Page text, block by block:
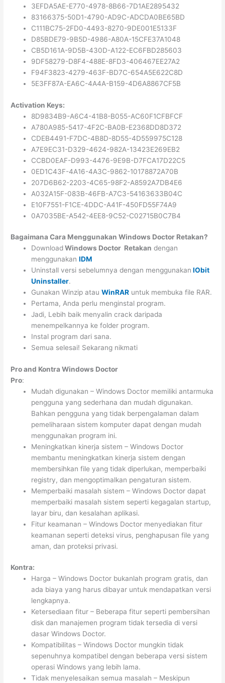
3EFDA5AE-E770-4978-8B66-7D1AE2895432
83166375-50D1-4790-AD9C-ADCDA0BE65BD
C111BC75-2FD0-4493-8270-9DE001E5133F
D85BDE79-9B5D-4986-A80A-15CFE37A1048
CB5D161A-9D5B-430D-A122-EC6FBD285603
9DF58279-D8F4-488E-8FD3-406467EE27A2
F94F3823-4279-463F-BD7C-654A5E622C8D
5E3FF87A-EA6C-4A4A-B159-4D6A8867CF5B
Activation Keys:
8D9834B9-A6C4-41B8-B055-AC60F1CFBFCF
A780A985-5417-4F2C-BA0B-E2368DD8D372
CDEB4491-F7DC-4B8D-8D55-4D559975C128
A7E9EC31-D329-4624-982A-13423E269EB2
CCBD0EAF-D993-4476-9E9B-D7FCA17D22C5
0ED1C43F-4A16-4A3C-9862-10178872A70B
207D6B62-2203-4C65-98F2-A8592A7DB4E6
A032A15F-083B-46FB-A7C3-54163633B04C
E10F7551-F1CE-4DDC-A41F-450FD55F74A9
0A7035BE-A542-4EE8-9C52-C02715B0C7B4
Bagaimana Cara Menggunakan Windows Doctor Retakan?
DownloadWindows Doctor Retakan dengan
menggunakanIDM
Uninstall versi sebelumnya dengan menggunakan IObit
Uninstaller.
Gunakan Winzip atauWinRAR untuk membuka file RAR.
Pertama, Anda perlu menginstal program.
Jadi, Lebih baik menyalin crack daripada
menempelkannya ke folder program.
Instal program dari sana.
Semua selesai! Sekarang nikmati
Pro and Kontra Windows Doctor
Pro:
Mudah digunakan – Windows Doctor memiliki antarmuka
pengguna yang sederhana dan mudah digunakan.
Bahkan pengguna yang tidak berpengalaman dalam
pemeliharaan sistem komputer dapat dengan mudah
menggunakan program ini.
Meningkatkan kinerja sistem – Windows Doctor
membantu meningkatkan kinerja sistem dengan
membersihkan file yang tidak diperlukan, memperbaiki
registry, dan mengoptimalkan pengaturan sistem.
Memperbaiki masalah sistem – Windows Doctor dapat
memperbaiki masalah sistem seperti kegagalan startup,
layar biru, dan kesalahan aplikasi.
Fitur keamanan – Windows Doctor menyediakan fitur
keamanan seperti deteksi virus, penghapusan file yang
aman, dan proteksi privasi.
Kontra:
Harga – Windows Doctor bukanlah program gratis, dan
ada biaya yang harus dibayar untuk mendapatkan versi
lengkapnya.
Ketersediaan fitur – Beberapa fitur seperti pembersihan
disk dan manajemen program tidak tersedia di versi
dasar Windows Doctor.
Kompatibilitas – Windows Doctor mungkin tidak
sepenuhnya kompatibel dengan beberapa versi sistem
operasi Windows yang lebih lama.
Tidak menyelesaikan semua masalah – Meskipun